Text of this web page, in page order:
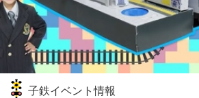
子鉄イベント情報